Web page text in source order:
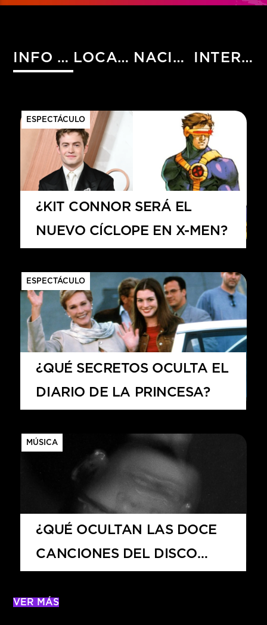
INFO HIST LOCALES NACIONALES INTERNACIONALES
ESPECTÁCULO
¿KIT CONNOR SERÁ EL
NUEVO CÍCLOPE EN X-MEN?
ESPECTÁCULO
¿QUÉ SECRETOS OCULTA EL
DIARIO DE LA PRINCESA?
MÚSICA
¿QUÉ OCULTAN LAS DOCE
CANCIONES DEL DISCO
VER MÁS